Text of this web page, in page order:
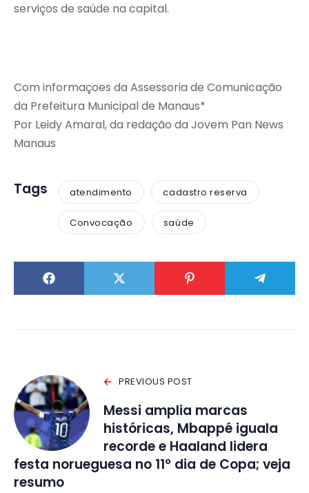
serviços de saúde na capital.
Com informaçoes da Assessoria de Comunicação
da Prefeitura Municipal de Manaus*
Por Leidy Amaral, da redação da Jovem Pan News
Manaus
Tags atendimento cadastro reserva
Convocação saúde
PREVIOUS POST
Messi amplia marcas
históricas, Mbappé iguala
recorde e Haaland lidera
festa norueguesa no 11º dia de Copa; veja
resumo